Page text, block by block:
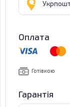
Оплата
Готівкою
Гарантія